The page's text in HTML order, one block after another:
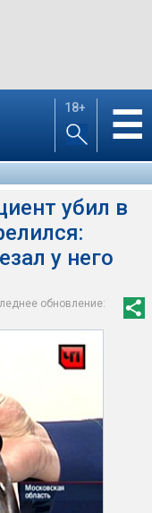
18+ ☰
убил в
у него
обновление: